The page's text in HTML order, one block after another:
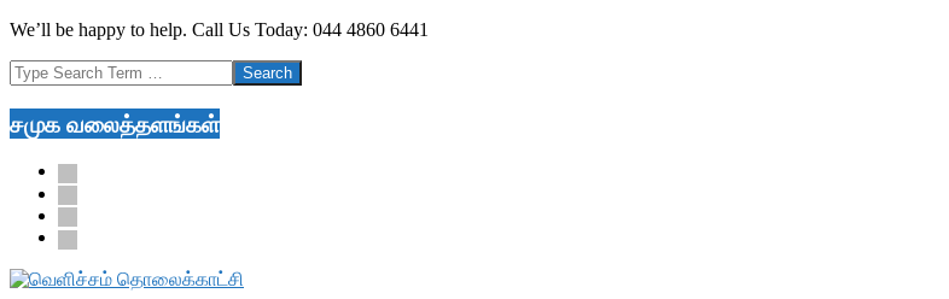
Skip
content
We’ll be happy to help. Call Us Today: 044 4860 6441
Search
சமுக வலைத்தளங்கள்
facebook
twitter
youtube
google